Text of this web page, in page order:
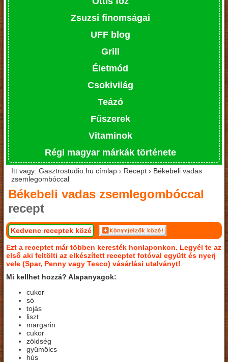
Zsuzsi finomságai
UFF blog
Grill
Életmód
Csokivilág
Teázó
Fűszerek
Vitaminok
Régi magyar márkák története
Itt vagy: Gasztrostudio.hu címlap › Recept › Békebeli vadas
zsemlegombóccal
Békebeli vadas zsemlegombóccal
recept
Kedvenc receptek közé
Ezt a receptet már többen keresték honlaponkon. Legyél te az
első aki feltölti az elkészített receptet fotóval együtt és nyerj
vele (Spar, Penny vagy Tesco) vásárlási utalványt!
Mi kellhet hozzá? Alapanyagok:
cukor
só
tojás
liszt
margarin
cukor
zöldség
gyümölcs
hús